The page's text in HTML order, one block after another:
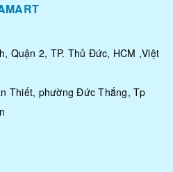
Quận 2, TP. Thủ Đức, HCM ,Việt
Thiết, phường Đức Thắng, Tp